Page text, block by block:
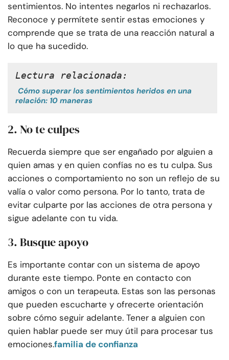
sentimientos. No intentes negarlos ni rechazarlos.
Reconoce y permítete sentir estas emociones y
comprende que se trata de una reacción natural a
lo que ha sucedido.
Lectura relacionada:
Cómo superar los sentimientos heridos en una
relación: 10 maneras
2. No te culpes
Recuerda siempre que ser engañado por alguien a
quien amas y en quien confías no es tu culpa. Sus
acciones o comportamiento no son un reflejo de su
valía o valor como persona. Por lo tanto, trata de
evitar culparte por las acciones de otra persona y
sigue adelante con tu vida.
3. Busque apoyo
Es importante contar con un sistema de apoyo
durante este tiempo. Ponte en contacto con
amigos o con un terapeuta. Estas son las personas
que pueden escucharte y ofrecerte orientación
sobre cómo seguir adelante. Tener a alguien con
quien hablar puede ser muy útil para procesar tus
emociones.familia de confianza